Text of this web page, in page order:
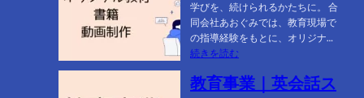
学びを、続けられるかたちに。 合
同会社あおぐみでは、教育現場で
の指導経験をもとに、オリジナ…
続きを読む
材・
教育事業｜英会話ス